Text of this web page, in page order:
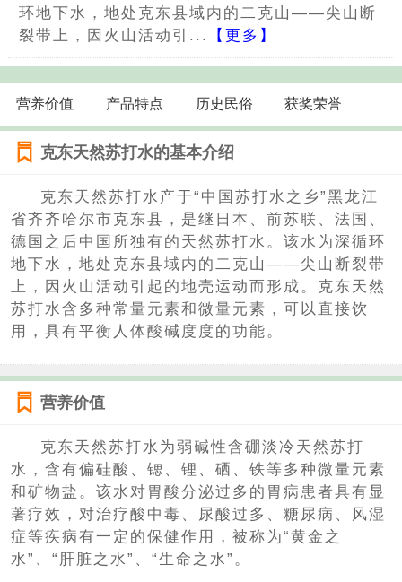
环地下水，地处克东县域内的二克山——尖山断
裂带上，因火山活动引...
【更多】
营养价值 产品特点 历史民俗 获奖荣誉
克东天然苏打水的基本介绍
克东天然苏打水产于“中国苏打水之乡”黑龙江
省齐齐哈尔市克东县，是继日本、前苏联、法国、
德国之后中国所独有的天然苏打水。该水为深循环
地下水，地处克东县域内的二克山——尖山断裂带
上，因火山活动引起的地壳运动而形成。克东天然
苏打水含多种常量元素和微量元素，可以直接饮
用，具有平衡人体酸碱度度的功能。
营养价值
克东天然苏打水为弱碱性含硼淡冷天然苏打
水，含有偏硅酸、锶、锂、硒、铁等多种微量元素
和矿物盐。该水对胃酸分泌过多的胃病患者具有显
著疗效，对治疗酸中毒、尿酸过多、糖尿病、风湿
症等疾病有一定的保健作用，被称为“黄金之
水”、“肝脏之水”、“生命之水”。